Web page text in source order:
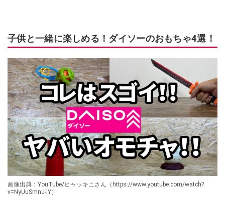
子供と一緒に楽しめる！ダイソーのおもちゃ4選！
画像出典：YouTube/ヒャッキニさん（https://www.youtube.com/watch?
v=NyUuSmnJ-iY）